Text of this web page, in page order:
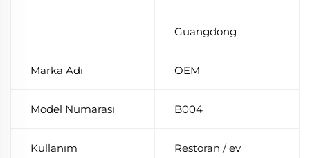
Guangdong
Marka Adı OEM
Model Numarası B004
Kullanım Restoran / ev